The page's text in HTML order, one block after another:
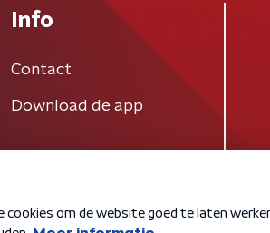
Info
Contact
Download de app